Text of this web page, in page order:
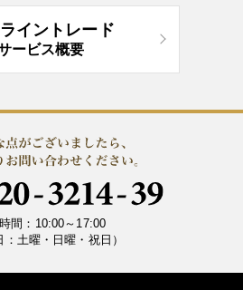
イントレード
ービス概要
間：10:00～17:00
：土曜・日曜・祝日）